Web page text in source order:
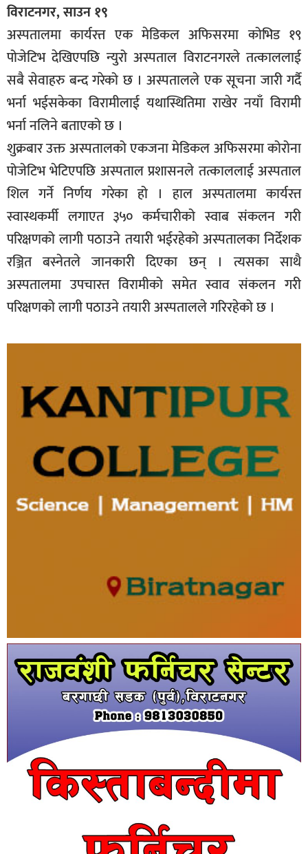
विराटनगर, साउन १९
अस्पतालमा कार्यरत्त एक मेडिकल अफिसरमा कोभिड १९
पोजेटिभ देखिएपछि न्युरो अस्पताल विराटनगरले तत्काललाई
सबै सेवाहरु बन्द गरेको छ । अस्पतालले एक सूचना जारी गर्दै
भर्ना भईसकेका विरामीलाई यथास्थितिमा राखेर नयाँ विरामी
भर्ना नलिने बताएको छ ।
शुक्रबार उक्त अस्पतालको एकजना मेडिकल अफिसरमा कोरोना
पोजेटिभ भेटिएपछि अस्पताल प्रशासनले तत्काललाई अस्पताल
शिल गर्ने निर्णय गरेका हो । हाल अस्पतालमा कार्यरत्त
स्वास्थकर्मी लगाएत ३५० कर्मचारीको स्वाब संकलन गरी
परिक्षणको लागी पठाउने तयारी भईरहेको अस्पतालका निर्देशक
रञ्जित बस्नेतले जानकारी दिएका छन् । त्यसका साथै
अस्पतालमा उपचारत्त विरामीको समेत स्वाव संकलन गरी
परिक्षणको लागी पठाउने तयारी अस्पतालले गरिरहेको छ ।